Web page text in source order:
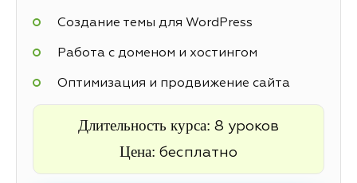
Создание темы для WordPress
Работа с доменом и хостингом
Оптимизация и продвижение сайта
Длительность курса: 8 уроков
Цена: бесплатно